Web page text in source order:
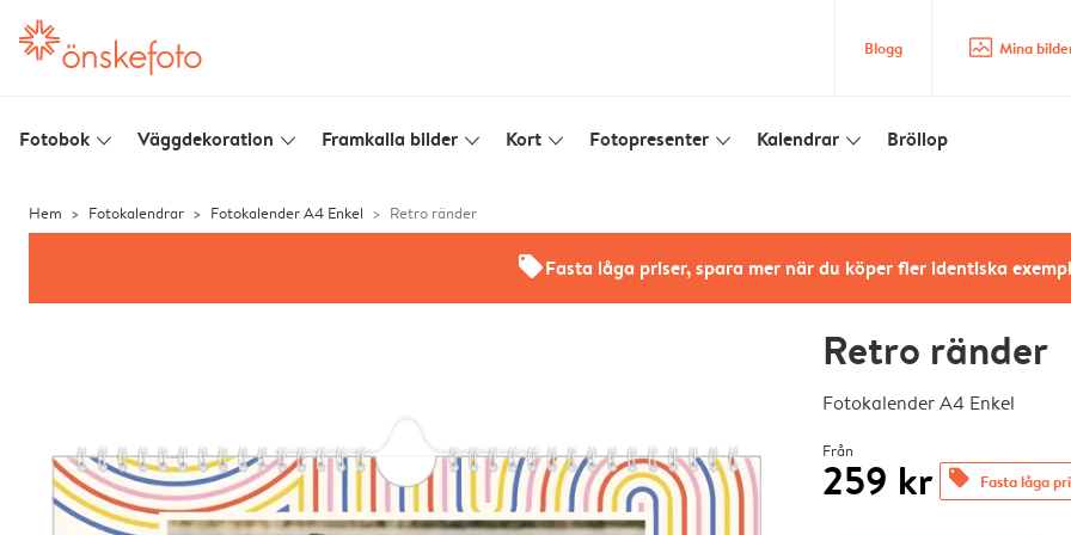
Blogg image_placeholder Mina
Fotobok slim_arrow_down Väggdekoration slim_arrow_down Framkalla bilder slim_arrow_down Kort slim_arrow_down Fotopresenter slim_arrow_down Kalendrar slim_arrow_down Bröllop
Hem Fotokalendrar Fotokalender A4 Enkel Retro ränder
offersFasta låga priser, spara mer när du köper fler identiska
Retro ränder
Fotokalender A4 Enkel
Från
259 kr offers Fasta låga